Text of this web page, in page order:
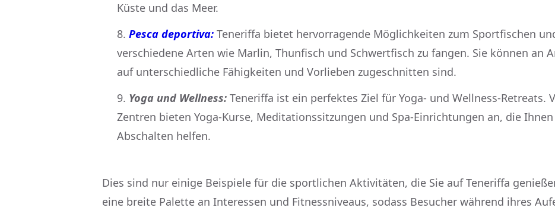
Küste und das Meer.
Pesca deportiva: Teneriffa bietet hervorragende Möglichkeiten zum Sportfischen
verschiedene Arten wie Marlin, Thunfisch und Schwertfisch zu fangen. Sie können an
auf unterschiedliche Fähigkeiten und Vorlieben zugeschnitten sind.
Yoga und Wellness: Teneriffa ist ein perfektes Ziel für Yoga- und Wellness-Retreats.
Zentren bieten Yoga-Kurse, Meditationssitzungen und Spa-Einrichtungen an, die
Abschalten helfen.
Dies sind nur einige Beispiele für die sportlichen Aktivitäten, die Sie auf Teneriffa
eine breite Palette an Interessen und Fitnessniveaus, sodass Besucher während ihres